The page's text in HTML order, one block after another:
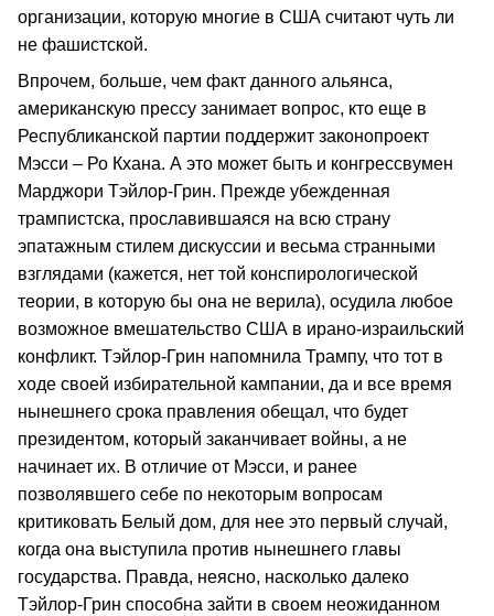
организации, которую многие в США считают чуть ли
не фашистской.
Впрочем, больше, чем факт данного альянса,
американскую прессу занимает вопрос, кто еще в
Республиканской партии поддержит законопроект
Мэсси – Ро Кхана. А это может быть и конгрессвумен
Марджори Тэйлор-Грин. Прежде убежденная
трампистска, прославившаяся на всю страну
эпатажным стилем дискуссии и весьма странными
взглядами (кажется, нет той конспирологической
теории, в которую бы она не верила), осудила любое
возможное вмешательство США в ирано-израильский
конфликт. Тэйлор-Грин напомнила Трампу, что тот в
ходе своей избирательной кампании, да и все время
нынешнего срока правления обещал, что будет
президентом, который заканчивает войны, а не
начинает их. В отличие от Мэсси, и ранее
позволявшего себе по некоторым вопросам
критиковать Белый дом, для нее это первый случай,
когда она выступила против нынешнего главы
государства. Правда, неясно, насколько далеко
Тэйлор-Грин способна зайти в своем неожиданном